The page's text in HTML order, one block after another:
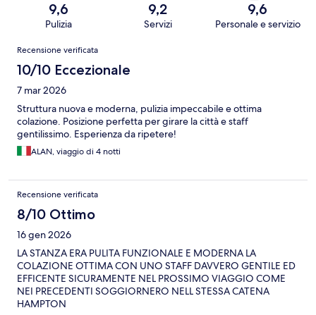
9,6
Pulizia
9,2
Servizi
9,6
Personale e servizio
Recensioni
Recensione verificata
10/10 Eccezionale
7 mar 2026
Struttura nuova e moderna, pulizia impeccabile e ottima
colazione. Posizione perfetta per girare la città e staff
gentilissimo. Esperienza da ripetere!
ALAN, viaggio di 4 notti
Recensione verificata
8/10 Ottimo
16 gen 2026
LA STANZA ERA PULITA FUNZIONALE E MODERNA LA
COLAZIONE OTTIMA CON UNO STAFF DAVVERO GENTILE ED
EFFICENTE SICURAMENTE NEL PROSSIMO VIAGGIO COME
NEI PRECEDENTI SOGGIORNERO NELL STESSA CATENA
HAMPTON